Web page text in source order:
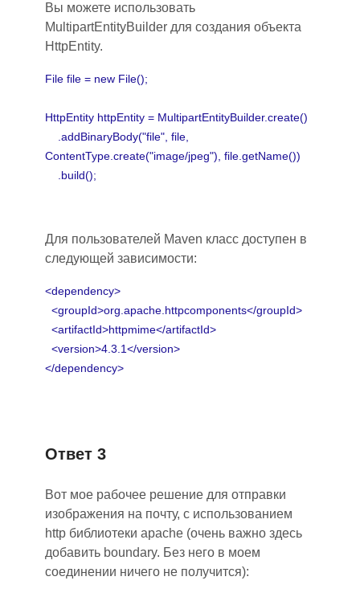
Вы можете использовать
MultipartEntityBuilder для создания объекта
HttpEntity.
File file = new File();
HttpEntity httpEntity = MultipartEntityBuilder.create()
.addBinaryBody("file", file,
ContentType.create("image/jpeg"), file.getName())
.build();
Для пользователей Maven класс доступен в
следующей зависимости:
<dependency>
<groupId>org.apache.httpcomponents</groupId>
<artifactId>httpmime</artifactId>
<version>4.3.1</version>
</dependency>
Ответ 3
Вот мое рабочее решение для отправки
изображения на почту, с использованием
http библиотеки apache (очень важно здесь
добавить boundary. Без него в моем
соединении ничего не получится):